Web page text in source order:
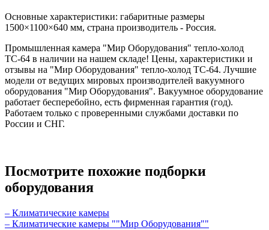
Основные характеристики: габаритные размеры
1500×1100×640 мм, страна производитель - Россия.
Промышленная камера "Мир Оборудования" тепло-холод
ТС-64 в наличии на нашем складе! Цены, характеристики и
отзывы на "Мир Оборудования" тепло-холод ТС-64. Лучшие
модели от ведущих мировых производителей вакуумного
оборудования "Мир Оборудования". Вакуумное оборудование
работает бесперебойно, есть фирменная гарантия (год).
Работаем только с проверенными службами доставки по
России и СНГ.
Посмотрите похожие подборки
оборудования
– Климатические камеры
– Климатические камеры ""Мир Оборудования""